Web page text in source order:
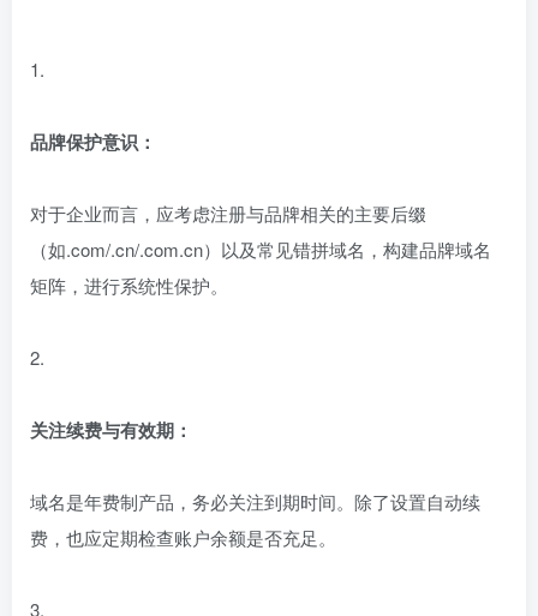
1.
品牌保护意识：
对于企业而言，应考虑注册与品牌相关的主要后缀
（如.com/.cn/.com.cn）以及常见错拼域名，构建品牌域名
矩阵，进行系统性保护。
2.
关注续费与有效期：
域名是年费制产品，务必关注到期时间。除了设置自动续
费，也应定期检查账户余额是否充足。
3.